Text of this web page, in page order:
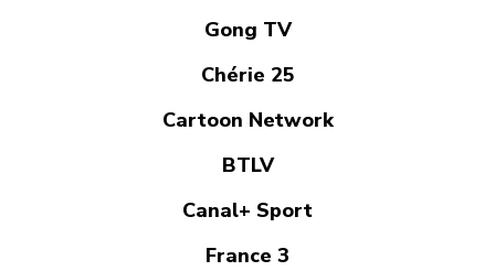
Gong TV
Chérie 25
Cartoon Network
BTLV
Canal+ Sport
France 3